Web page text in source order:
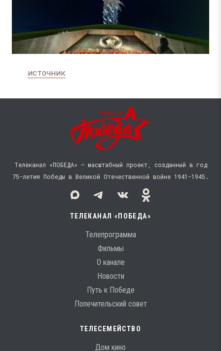
источник
Телеканал «ПОБЕДА» — масштабный проект, созданный в год
75-летия Победы в Великой Отечественной войне 1941−1945.
ТЕЛЕКАНАЛ «ПОБЕДА»
Телепрограмма
Фильмы
О канале
Новости
Путь к Победе
Попечительский совет
ТЕЛЕСЕМЕЙСТВО
Дом кино